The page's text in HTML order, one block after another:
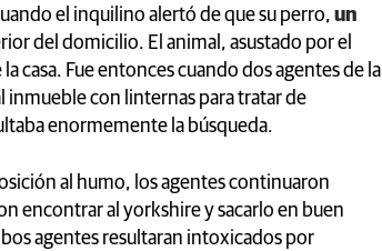
el inquilino alertó de que su perro, un
del domicilio. El animal, asustado por el
casa. Fue entonces cuando dos agentes de la
inmueble con linternas para tratar de
enormemente la búsqueda.
al humo, los agentes continuaron
encontrar al yorkshire y sacarlo en buen
agentes resultaran intoxicados por